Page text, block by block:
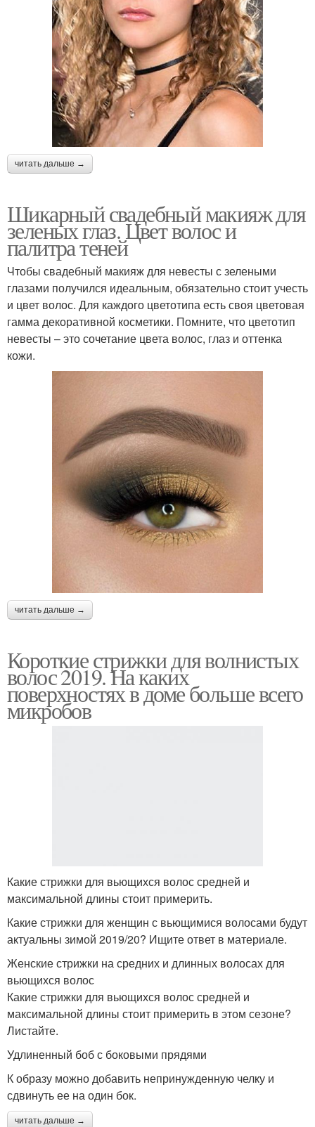
читать дальше →
Шикарный свадебный макияж для
зеленых глаз. Цвет волос и
палитра теней
Чтобы свадебный макияж для невесты с зелеными
глазами получился идеальным, обязательно стоит учесть
и цвет волос. Для каждого цветотипа есть своя цветовая
гамма декоративной косметики. Помните, что цветотип
невесты – это сочетание цвета волос, глаз и оттенка
кожи.
читать дальше →
Короткие стрижки для волнистых
волос 2019. На каких
поверхностях в доме больше всего
микробов
Какие стрижки для вьющихся волос средней и
максимальной длины стоит примерить.
Какие стрижки для женщин с вьющимися волосами будут
актуальны зимой 2019/20? Ищите ответ в материале.
Женские стрижки на средних и длинных волосах для
вьющихся волос
Какие стрижки для вьющихся волос средней и
максимальной длины стоит примерить в этом сезоне?
Листайте.
Удлиненный боб с боковыми прядями
К образу можно добавить непринужденную челку и
сдвинуть ее на один бок.
читать дальше →